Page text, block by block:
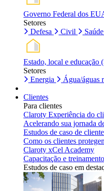
Governo Federal dos
Setores
Defesa
Civil Saúde
Estado, local e educação
Setores
Energia
Água/águas
Clientes
Para clientes
Claroty Experiência do
Acelerando sua jornada
Estudos de caso de
Como os clientes
Claroty xCel Academy
Capacitação e
Estudos de caso em